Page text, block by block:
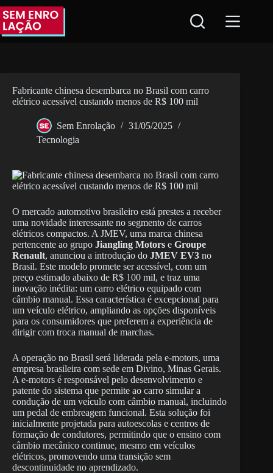
Pular
para
conteúdo
Fabricante chinesa desembarca no Brasil com carro
elétrico acessível custando menos de R$ 100 mil
Sem Enrolação
31/05/2025
Tecnologia
O mercado automotivo brasileiro está prestes a receber
uma novidade interessante no segmento de carros
elétricos compactos. A JMEV, uma marca chinesa
pertencente ao grupo Jiangling Motors e Groupe
Renault, anunciou a introdução do JMEV EV3 no
Brasil. Este modelo promete ser acessível, com um
preço estimado abaixo de R$ 100 mil, e traz uma
inovação inédita: um carro elétrico equipado com
câmbio manual. Essa característica é excepcional para
um veículo elétrico, ampliando as opções disponíveis
para os consumidores que preferem a experiência de
dirigir com troca manual de marchas.
A operação no Brasil será liderada pela e-motors, uma
empresa brasileira com sede em Divino, Minas Gerais.
A e-motors é responsável pelo desenvolvimento e
patente do sistema que permite ao carro simular a
condução de um veículo com câmbio manual, incluindo
um pedal de embreagem funcional. Esta solução foi
inicialmente projetada para autoescolas e centros de
formação de condutores, permitindo que o ensino com
câmbio mecânico continue, mesmo em veículos
elétricos, promovendo uma transição sem
descontinuidade no aprendizado.